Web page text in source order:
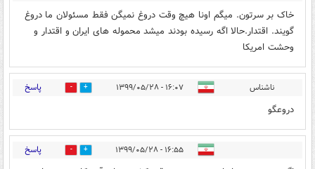
خاک بر سرتون. میگم اونا هیچ وقت دروغ نمیگن فقط مسئولان ما دروغ
گویند. اقتدار.حالا اگه رسیده بودند میشد محموله های ایران و اقتدار و
وحشت امریکا
ناشناس ۱۶:۰۷ - ۱۳۹۹/۰۵/۲۸ 1 پاسخ
دروعگو
۱۶:۵۵ - ۱۳۹۹/۰۵/۲۸ 3 پاسخ